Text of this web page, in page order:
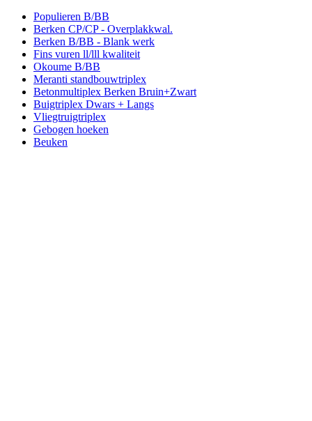
Populieren B/BB
Berken CP/CP - Overplakkwal.
Berken B/BB - Blank werk
Fins vuren ll/lll kwaliteit
Okoume B/BB
Meranti standbouwtriplex
Betonmultiplex Berken Bruin+Zwart
Buigtriplex Dwars + Langs
Vliegtruigtriplex
Gebogen hoeken
Beuken